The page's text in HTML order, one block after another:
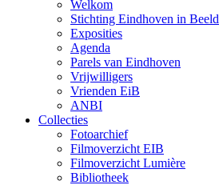
Welkom
Stichting Eindhoven in Beeld
Exposities
Agenda
Parels van Eindhoven
Vrijwilligers
Vrienden EiB
ANBI
Collecties
Fotoarchief
Filmoverzicht EIB
Filmoverzicht Lumière
Bibliotheek